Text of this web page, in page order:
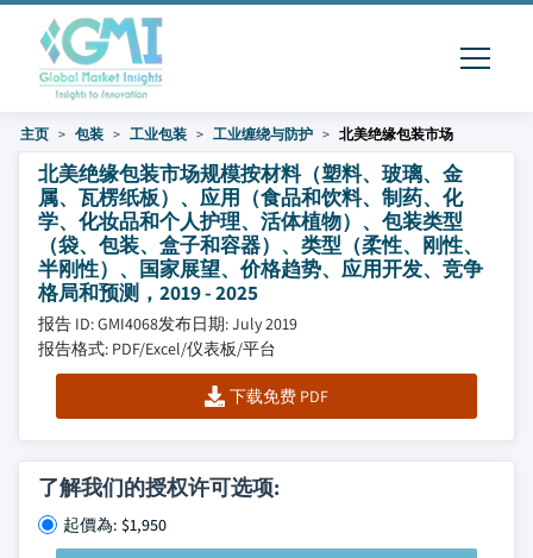
主页 包装 工业包装 工业缠绕与防护 北美绝缘包装市场
北美绝缘包装市场规模按材料（塑料、玻璃、金
属、瓦楞纸板）、应用（食品和饮料、制药、化
学、化妆品和个人护理、活体植物）、包装类型
（袋、包装、盒子和容器）、类型（柔性、刚性、
半刚性）、国家展望、价格趋势、应用开发、竞争
格局和预测，2019 - 2025
报告 ID: GMI4068发布日期: July 2019
报告格式: PDF/Excel/仪表板/平台
下载免费 PDF
了解我们的授权许可选项:
起價為: $1,950